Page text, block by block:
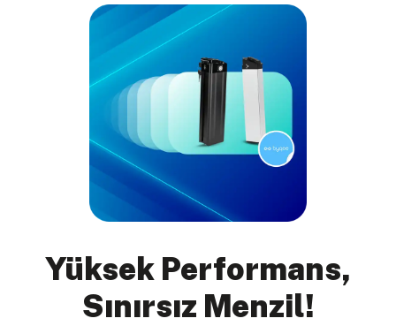
Yüksek Performans,
Sınırsız Menzil!